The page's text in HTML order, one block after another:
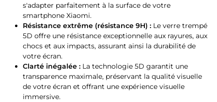
s'adapter parfaitement à la surface de votre
smartphone Xiaomi.
Résistance extrême (résistance 9H) : Le verre trempé
5D offre une résistance exceptionnelle aux rayures, aux
chocs et aux impacts, assurant ainsi la durabilité de
votre écran.
Clarté inégalée : La technologie 5D garantit une
transparence maximale, préservant la qualité visuelle
de votre écran et offrant une expérience visuelle
immersive.